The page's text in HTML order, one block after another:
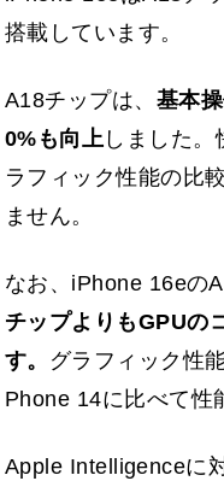
搭載しています。
A18チップは、 基本
0%も向上しました
ラフィック性能の比
ません。
なお、iPhone 16eの
チップよりもGPUの
す。 グラフィック性
Phone 14に比べて性
Apple Intelligenceに